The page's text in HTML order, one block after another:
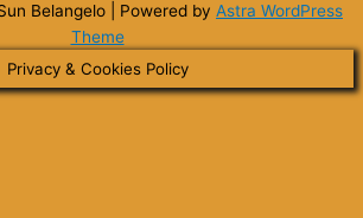
Belangelo | Powered by Astra WordPress
Theme
Privacy & Cookies Policy